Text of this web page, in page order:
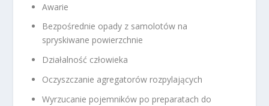
Awarie
Bezpośrednie opady z samolotów na
spryskiwane powierzchnie
Działalność człowieka
Oczyszczanie agregatorów rozpylających
Wyrzucanie pojemników po preparatach do